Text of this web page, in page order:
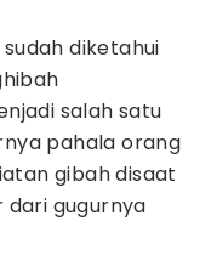
diketahui
salah satu
pahala orang
gibah disaat
gugurnya